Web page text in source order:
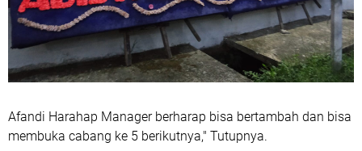
Afandi Harahap Manager berharap bisa bertambah dan bisa
membuka cabang ke 5 berikutnya," Tutupnya.